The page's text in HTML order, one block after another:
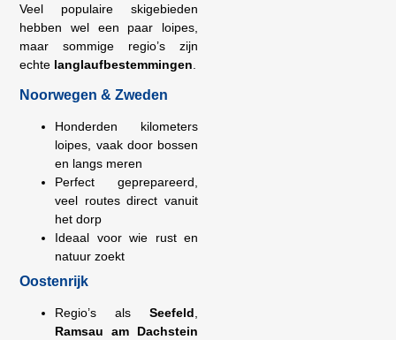
Veel populaire skigebieden
hebben wel een paar loipes,
maar sommige regio’s zijn
echte langlaufbestemmingen
Noorwegen & Zweden
Honderden kilometers
loipes, vaak door bossen
en langs meren
Perfect geprepareerd,
veel routes direct vanuit
het dorp
Ideaal voor wie rust en
natuur zoekt
Oostenrijk
Regio’s als Seefeld
Ramsau am Dachstein